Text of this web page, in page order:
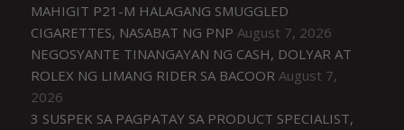
MAHIGIT P21-M HALAGANG SMUGGLED
CIGARETTES, NASABAT NG PNP August 7, 2026
NEGOSYANTE TINANGAYAN NG CASH, DOLYAR AT
ROLEX NG LIMANG RIDER SA BACOOR August 7,
2026
3 SUSPEK SA PAGPATAY SA PRODUCT SPECIALIST,